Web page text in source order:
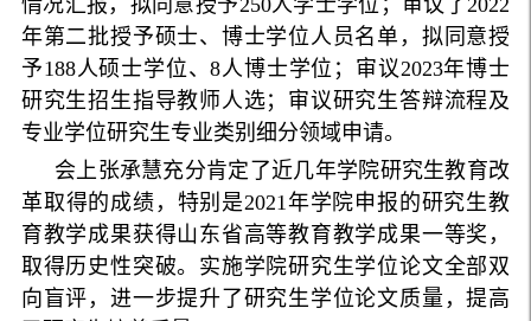
年第二批授予硕士、博士学位人员名单，拟同意授
予188人硕士学位、8人博士学位；审议2023年博士
研究生招生指导教师人选；审议研究生答辩流程及
专业学位研究生专业类别细分领域申请。
会上张承慧充分肯定了近几年学院研究生教育改
革取得的成绩，特别是2021年学院申报的研究生教
育教学成果获得山东省高等教育教学成果一等奖，
取得历史性突破。实施学院研究生学位论文全部双
向盲评，进一步提升了研究生学位论文质量，提高